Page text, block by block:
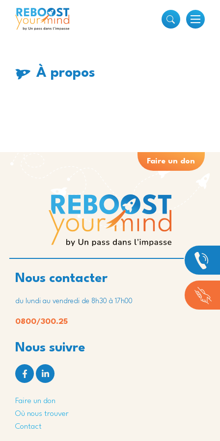
À propos
Faire un don
Nous contacter
du lundi au vendredi de 8h30 à 17h00
0800/300.25
Nous suivre
Faire un don
Où nous trouver
Contact